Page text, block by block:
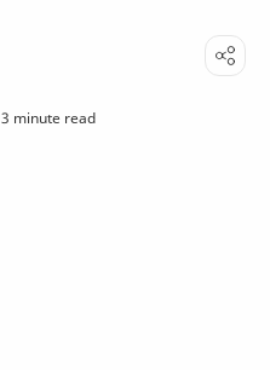
3 minute read